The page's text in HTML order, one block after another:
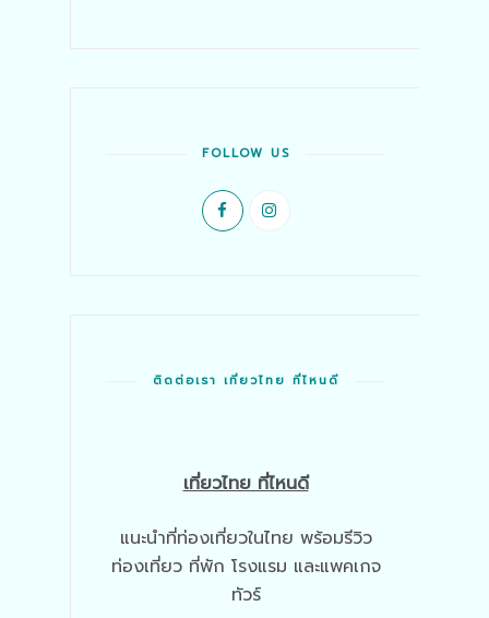
FOLLOW US
ติดต่อเรา เที่ยวไทย ที่ไหนดี
เที่ยวไทย ที่ไหนดี
แนะนำที่ท่องเที่ยวในไทย พร้อมรีวิว
ท่องเที่ยว ที่พัก โรงแรม และแพคเกจ
ทัวร์